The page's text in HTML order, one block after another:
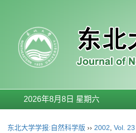
2026年8月8日 星期六
东北大学学报:自然科学版 ›› 2002 Vol. 23